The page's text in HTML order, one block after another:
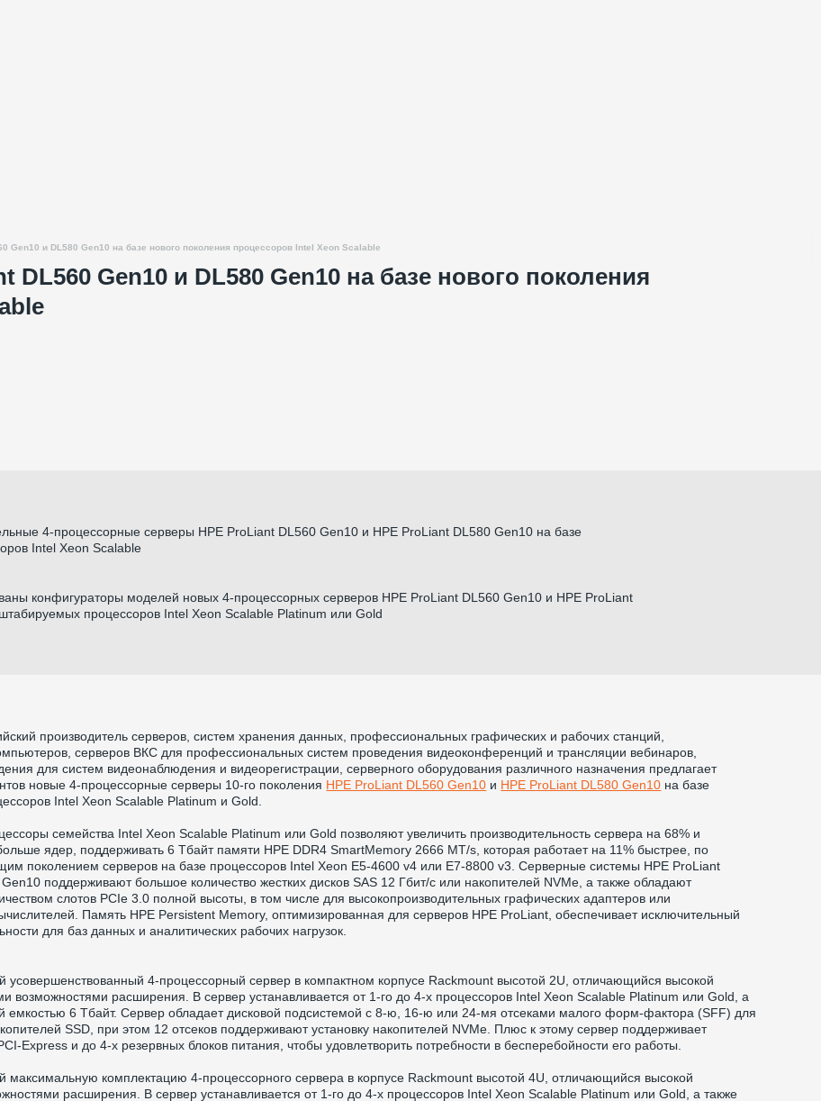
Gen10 и DL580 Gen10 на базе нового поколения процессоров Intel Xeon Scalable
Gen10 и DL580 Gen10 на базе нового поколения
4-процессорные серверы HPE ProLiant DL560 Gen10 и HPE ProLiant DL580 Gen10 на базе
Intel Xeon Scalable
конфигураторы моделей новых 4-процессорных серверов HPE ProLiant DL560 Gen10 и HPE ProLiant
процессоров Intel Xeon Scalable Platinum или Gold
производитель серверов, систем хранения данных, профессиональных графических и рабочих станций,
серверов ВКС для профессиональных систем проведения видеоконференций и трансляции вебинаров,
для систем видеонаблюдения и видеорегистрации, серверного оборудования различного назначения предлагает
новые 4-процессорные серверы 10-го поколения HPE ProLiant DL560 Gen10 и HPE ProLiant DL580 Gen10 на базе
Intel Xeon Scalable Platinum и Gold.
семейства Intel Xeon Scalable Platinum или Gold позволяют увеличить производительность сервера на 68% и
ядер, поддерживать 6 Тбайт памяти HPE DDR4 SmartMemory 2666 MT/s, которая работает на 11% быстрее, по
поколением серверов на базе процессоров Intel Xeon E5-4600 v4 или E7-8800 v3. Серверные системы HPE ProLiant
поддерживают большое количество жестких дисков SAS 12 Гбит/с или накопителей NVMe, а также обладают
слотов PCIe 3.0 полной высоты, в том числе для высокопроизводительных графических адаптеров или
Память HPE Persistent Memory, оптимизированная для серверов HPE ProLiant, обеспечивает исключительный
для баз данных и аналитических рабочих нагрузок.
усовершенствованный 4-процессорный сервер в компактном корпусе Rackmount высотой 2U, отличающийся высокой
возможностями расширения. В сервер устанавливается от 1-го до 4-х процессоров Intel Xeon Scalable Platinum или Gold, а
емкостью 6 Тбайт. Сервер обладает дисковой подсистемой с 8-ю, 16-ю или 24-мя отсеками малого форм-фактора (SFF) для
SSD, при этом 12 отсеков поддерживают установку накопителей NVMe. Плюс к этому сервер поддерживает
Express и до 4-х резервных блоков питания, чтобы удовлетворить потребности в бесперебойности его работы.
максимальную комплектацию 4-процессорного сервера в корпусе Rackmount высотой 4U, отличающийся высокой
расширения. В сервер устанавливается от 1-го до 4-х процессоров Intel Xeon Scalable Platinum или Gold, а также